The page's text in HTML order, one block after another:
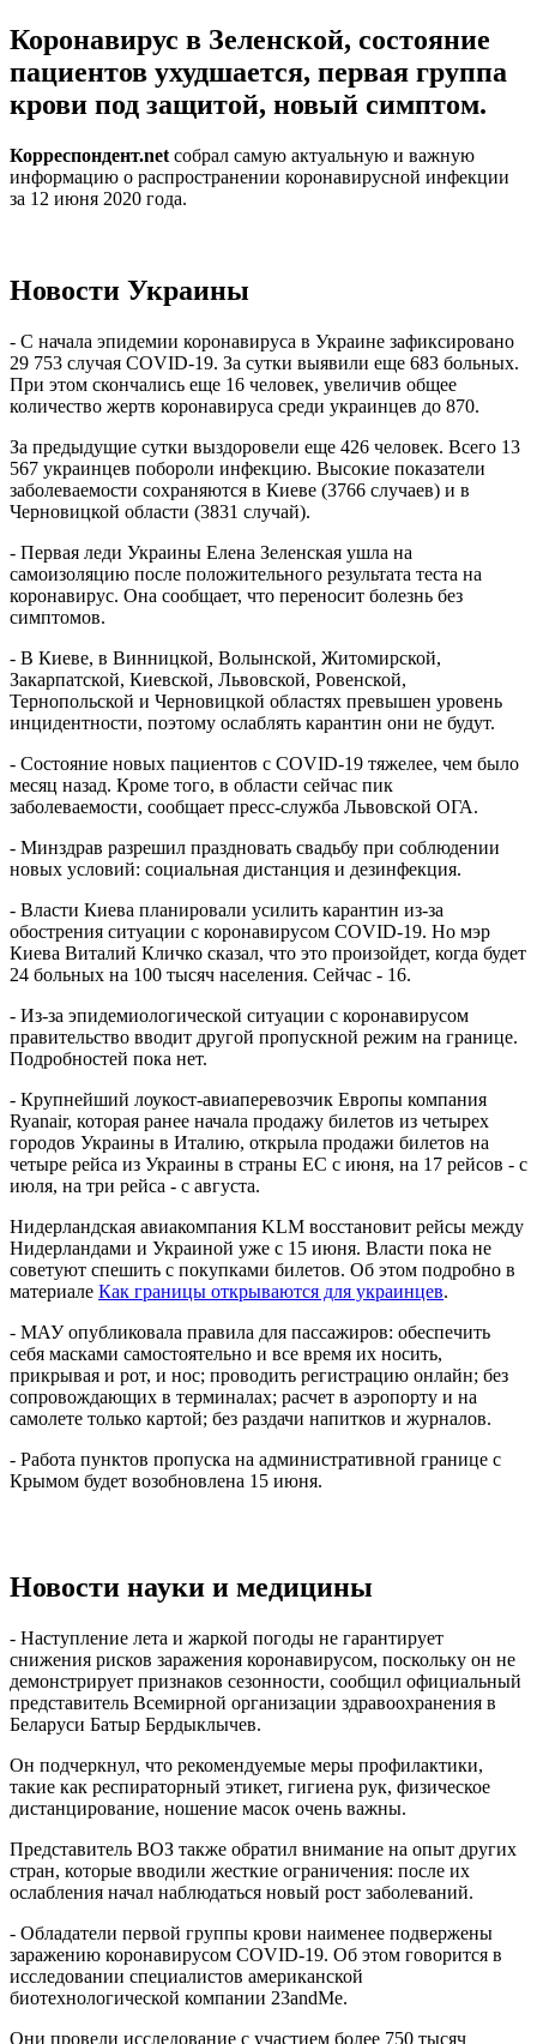
Коронавирус в Зеленской, состояние
пациентов ухудшается, первая группа
крови под защитой, новый симптом.
Корреспондент.net собрал самую актуальную и важную
информацию о распространении коронавирусной инфекции
за 12 июня 2020 года.
Новости Украины
- С начала эпидемии коронавируса в Украине зафиксировано
29 753 случая COVID-19. За сутки выявили еще 683 больных.
При этом скончались еще 16 человек, увеличив общее
количество жертв коронавируса среди украинцев до 870.
За предыдущие сутки выздоровели еще 426 человек. Всего 13
567 украинцев побороли инфекцию. Высокие показатели
заболеваемости сохраняются в Киеве (3766 случаев) и в
Черновицкой области (3831 случай).
- Первая леди Украины Елена Зеленская ушла на
самоизоляцию после положительного результата теста на
коронавирус. Она сообщает, что переносит болезнь без
симптомов.
- В Киеве, в Винницкой, Волынской, Житомирской,
Закарпатской, Киевской, Львовской, Ровенской,
Тернопольской и Черновицкой областях превышен уровень
инцидентности, поэтому ослаблять карантин они не будут.
- Состояние новых пациентов с COVID-19 тяжелее, чем было
месяц назад. Кроме того, в области сейчас пик
заболеваемости, сообщает пресс-служба Львовской ОГА.
- Минздрав разрешил праздновать свадьбу при соблюдении
новых условий: социальная дистанция и дезинфекция.
- Власти Киева планировали усилить карантин из-за
обострения ситуации с коронавирусом COVID-19. Но мэр
Киева Виталий Кличко сказал, что это произойдет, когда будет
24 больных на 100 тысяч населения. Сейчас - 16.
- Из-за эпидемиологической ситуации с коронавирусом
правительство вводит другой пропускной режим на границе.
Подробностей пока нет.
- Крупнейший лоукост-авиаперевозчик Европы компания
Ryanair, которая ранее начала продажу билетов из четырех
городов Украины в Италию, открыла продажи билетов на
четыре рейса из Украины в страны ЕС с июня, на 17 рейсов - с
июля, на три рейса - с августа.
Нидерландская авиакомпания KLM восстановит рейсы между
Нидерландами и Украиной уже с 15 июня. Власти пока не
советуют спешить с покупками билетов. Об этом подробно в
материале Как границы открываются для украинцев.
- МАУ опубликовала правила для пассажиров: обеспечить
себя масками самостоятельно и все время их носить,
прикрывая и рот, и нос; проводить регистрацию онлайн; без
сопровождающих в терминалах; расчет в аэропорту и на
самолете только картой; без раздачи напитков и журналов.
- Работа пунктов пропуска на административной границе с
Крымом будет возобновлена 15 июня.
Новости науки и медицины
- Наступление лета и жаркой погоды не гарантирует
снижения рисков заражения коронавирусом, поскольку он не
демонстрирует признаков сезонности, сообщил официальный
представитель Всемирной организации здравоохранения в
Беларуси Батыр Бердыклычев.
Он подчеркнул, что рекомендуемые меры профилактики,
такие как респираторный этикет, гигиена рук, физическое
дистанцирование, ношение масок очень важны.
Представитель ВОЗ также обратил внимание на опыт других
стран, которые вводили жесткие ограничения: после их
ослабления начал наблюдаться новый рост заболеваний.
- Обладатели первой группы крови наименее подвержены
заражению коронавирусом COVID-19. Об этом говорится в
исследовании специалистов американской
биотехнологической компании 23andMe.
Они провели исследование с участием более 750 тысяч